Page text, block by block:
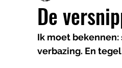
De
Ik moet
verbazing. En